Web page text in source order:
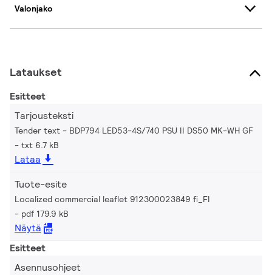
Valonjako
Lataukset
Esitteet
Tarjousteksti
Tender text - BDP794 LED53-4S/740 PSU II DS50 MK-WH GF
txt 6.7 kB
Lataa
Tuote-esite
Localized commercial leaflet 912300023849 fi_FI
pdf 179.9 kB
Näytä
Esitteet
Asennusohjeet